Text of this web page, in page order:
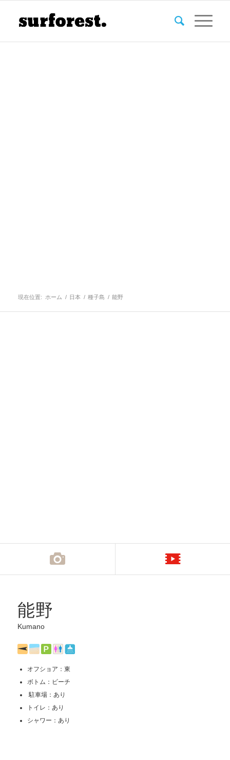
現在位置: ホーム / 日本 / 種子島 / 能野
能野
Kumano
オフショア：東
ボトム：ビーチ
駐車場：あり
トイレ：あり
シャワー：あり